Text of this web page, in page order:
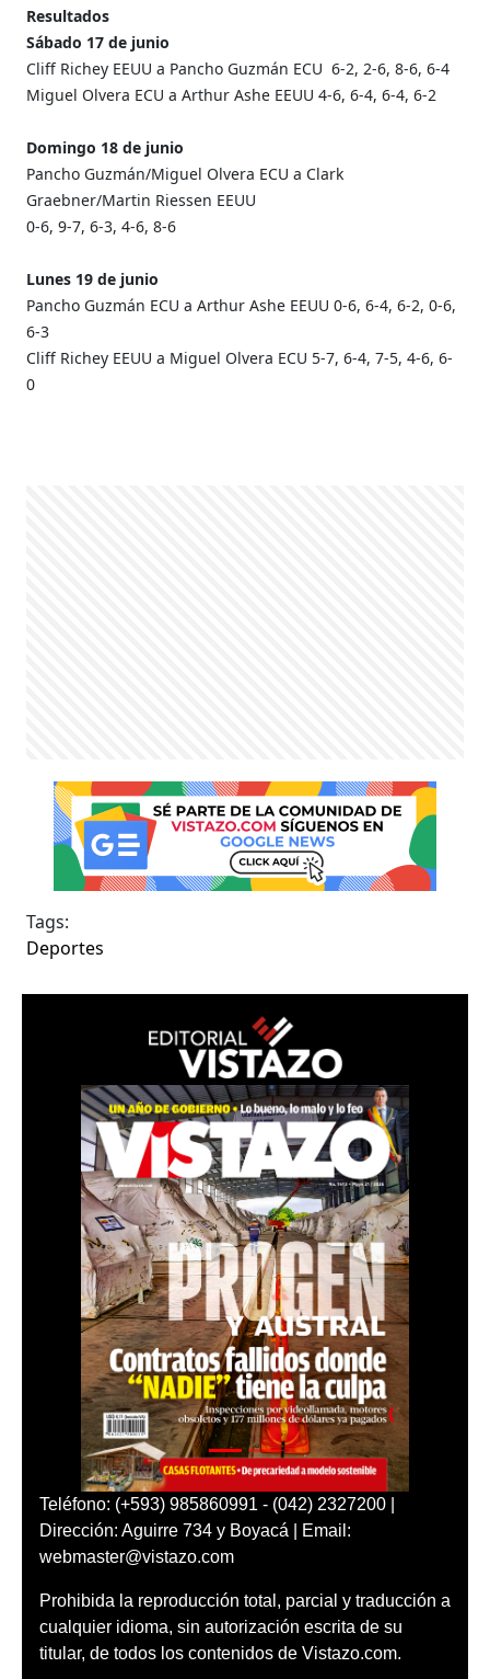
Resultados
Sábado 17 de junio
Cliff Richey EEUU a Pancho Guzmán ECU 6-2, 2-6, 8-6, 6-4
Miguel Olvera ECU a Arthur Ashe EEUU 4-6, 6-4, 6-4, 6-2
Domingo 18 de junio
Pancho Guzmán/Miguel Olvera ECU a Clark
Graebner/Martin Riessen EEUU
0-6, 9-7, 6-3, 4-6, 8-6
Lunes 19 de junio
Pancho Guzmán ECU a Arthur Ashe EEUU 0-6, 6-4, 6-2, 0-6,
6-3
Cliff Richey EEUU a Miguel Olvera ECU 5-7, 6-4, 7-5, 4-6, 6-
0
Tags:
Deportes
Teléfono: (+593) 985860991 - (042) 2327200 |
Dirección: Aguirre 734 y Boyacá | Email:
webmaster@vistazo.com
Prohibida la reproducción total, parcial y traducción a
cualquier idioma, sin autorización escrita de su
titular, de todos los contenidos de Vistazo.com.